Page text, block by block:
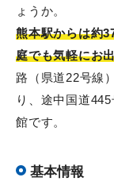
ょうか。
熊本駅からは約
庭でも気軽にお
路（県道22号線
り、途中国道
館です。
基本情報